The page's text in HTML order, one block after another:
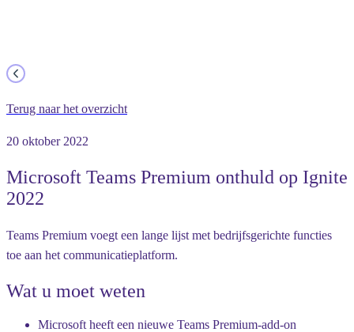
Terug naar het overzicht
20 oktober 2022
Microsoft Teams Premium onthuld op Ignite
2022
Teams Premium voegt een lange lijst met bedrijfsgerichte functies
toe aan het communicatieplatform.
Wat u moet weten
Microsoft heeft een nieuwe Teams Premium-add-on